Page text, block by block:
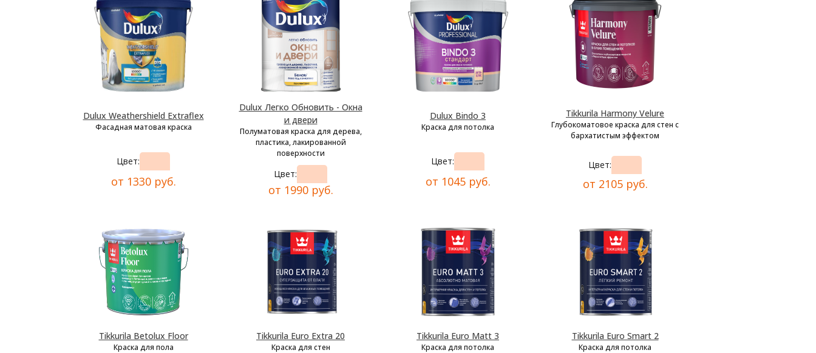
Dulux Weathershield Extraflex
Фасадная матовая краска
Цвет:
от 1330 руб.
Dulux Легко Обновить - Окна
и двери
Полуматовая краска для дерева,
пластика, лакированной
поверхности
Цвет:
от 1990 руб.
Dulux Bindo 3
Краска для потолка
Цвет:
от 1045 руб.
Tikkurila Harmony Velure
Глубокоматовое краска для стен с
бархатистым эффектом
Цвет:
от 2105 руб.
Tikkurila Betolux Floor
Краска для пола
Tikkurila Euro Extra 20
Краска для стен
Tikkurila Euro Matt 3
Краска для потолка
Tikkurila Euro Smart 2
Краска для потолка